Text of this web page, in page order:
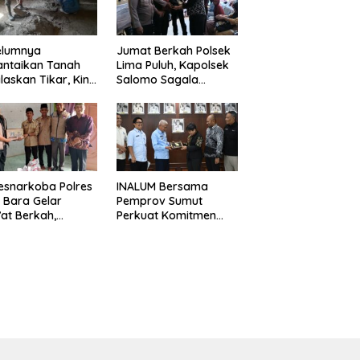
Tanah
Tikar, Kini
Rumah yang
Berkat Satgas
Ke-129 Kodim
Asahan
Jumat Berkah Polsek
Lima Puluh, Kapolsek
Salomo Sagala
kepada 50 Petani di
Simpang Gambus
Polres
Bara Gelar
Berkah,
INALUM Bersama
Pemprov Sumut
Perkuat Komitmen